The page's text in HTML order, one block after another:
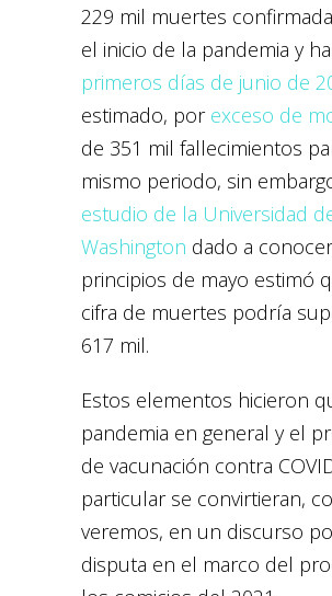
229 mil muertes
el inicio de la pandemia y
primeros días de junio de
estimado, por exceso de
de 351 mil fallecimientos
mismo periodo, sin
estudio de la Universidad
Washington dado a
principios de mayo estimó
cifra de muertes podría
617 mil.
Estos elementos hicieron
pandemia en general y el
de vacunación contra
particular se convirtieran,
veremos, en un discurso
disputa en el marco del